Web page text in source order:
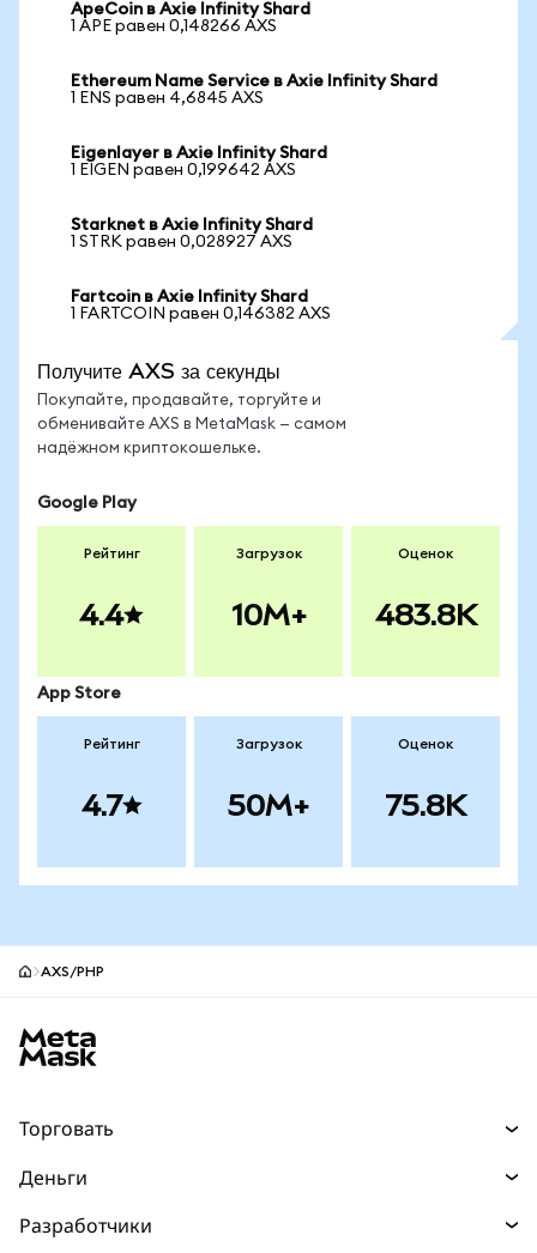
ApeCoin в Axie Infinity Shard
1 APE равен 0,148266 AXS
Ethereum Name Service в Axie Infinity Shard
1 ENS равен 4,6845 AXS
Eigenlayer в Axie Infinity Shard
1 EIGEN равен 0,199642 AXS
Starknet в Axie Infinity Shard
1 STRK равен 0,028927 AXS
Fartcoin в Axie Infinity Shard
1 FARTCOIN равен 0,146382 AXS
Получите AXS за секунды
Покупайте, продавайте, торгуйте и
обменивайте AXS в MetaMask — самом
надёжном криптокошельке.
Google Play
Рейтинг
4.4
Загрузок
10M+
Оценок
483.8K
App Store
Рейтинг
4.7
Загрузок
50M+
Оценок
75.8K
AXS/PHP
Торговать
Прогнозы
Деньги
Разработчики